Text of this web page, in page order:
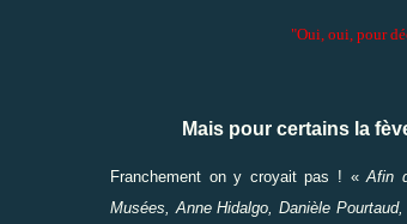
"Oui, oui, pour
Mais pour certains la
Franchement on y croyait pas ! «Afin
Musées, Anne Hidalgo, Danièle